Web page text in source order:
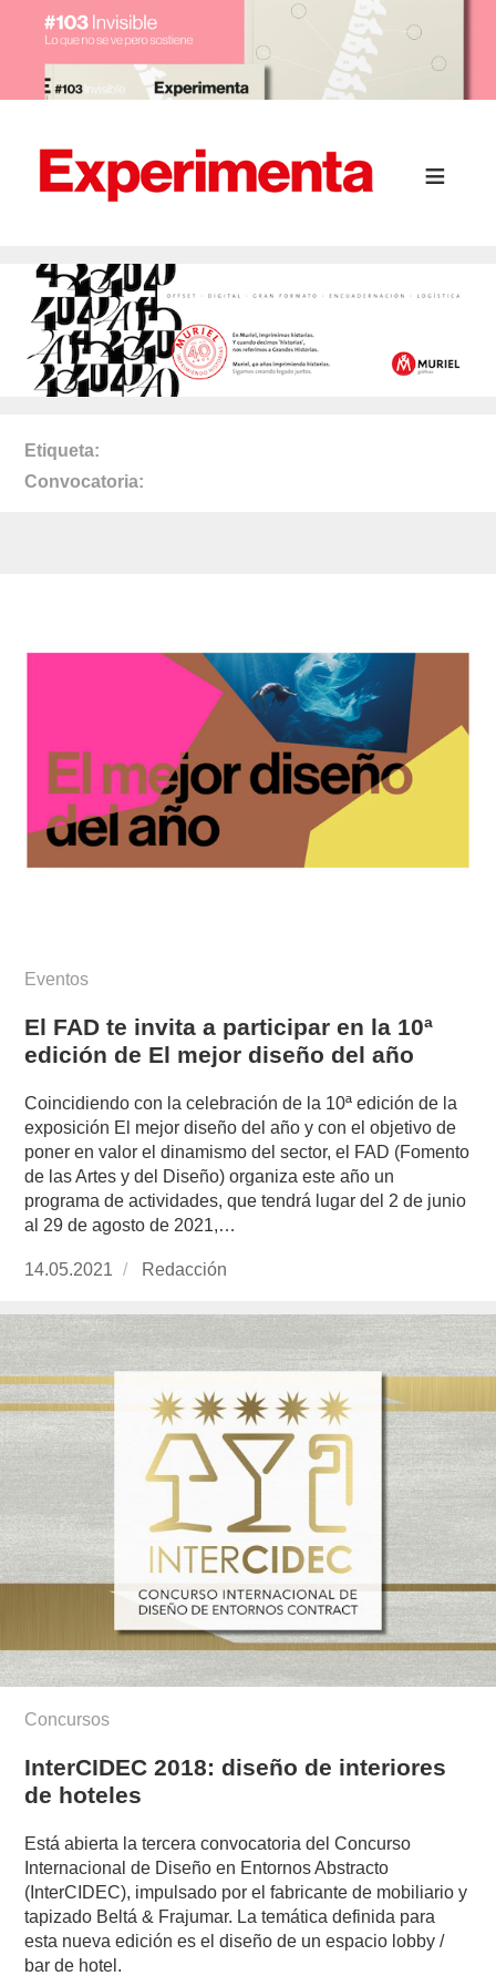
Etiqueta
Convocatoria
Eventos
El FAD te invita a participar en la 10ª
edición de El mejor diseño del año
Coincidiendo con la celebración de la 10ª edición de la
exposición El mejor diseño del año y con el objetivo de
poner en valor el dinamismo del sector, el FAD (Fomento
de las Artes y del Diseño) organiza este año un
programa de actividades, que tendrá lugar del 2 de junio
al 29 de agosto de 2021,…
Publicado
14.05.2021 https://www.experimenta.es/author/redaccion/
Redacción
Concursos
InterCIDEC 2018: diseño de interiores
de hoteles
Está abierta la tercera convocatoria del Concurso
Internacional de Diseño en Entornos Abstracto
(InterCIDEC), impulsado por el fabricante de mobiliario y
tapizado Beltá & Frajumar. La temática definida para
esta nueva edición es el diseño de un espacio lobby /
bar de hotel.